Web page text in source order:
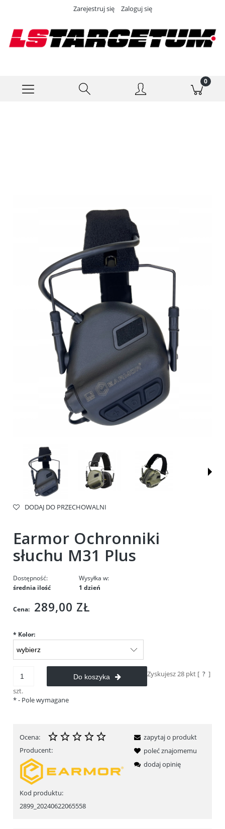
Zarejestruj się Zaloguj się
DODAJ DO PRZECHOWALNI
Earmor Ochronniki
słuchu M31 Plus
Dostępność:
średnia ilość
Wysyłka w:
1 dzień
Cena: 289,00 ZŁ
* Kolor:
szt.
Do koszyka Zyskujesz28 pkt [ ? ]
*- Pole wymagane
Ocena:
Producent:
Kod produktu:
2899_20240622065558
zapytaj o produkt
poleć znajomemu
dodaj opinię